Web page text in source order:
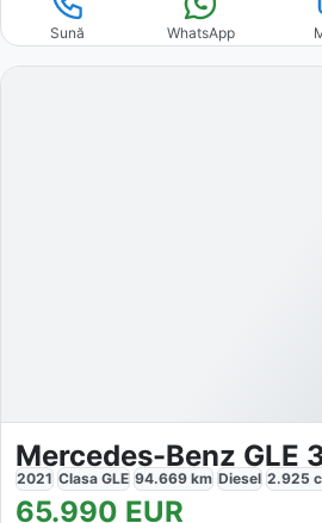
Sună WhatsApp
2021 Clasa GLE 94.669 km Diesel 2.925
65.990 EUR